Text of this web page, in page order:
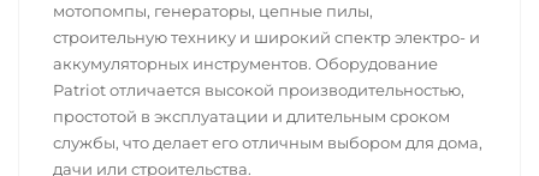
мотопомпы, генераторы, цепные пилы,
строительную технику и широкий спектр электро- и
аккумуляторных инструментов. Оборудование
Patriot отличается высокой производительностью,
простотой в эксплуатации и длительным сроком
службы, что делает его отличным выбором для дома,
дачи или строительства.